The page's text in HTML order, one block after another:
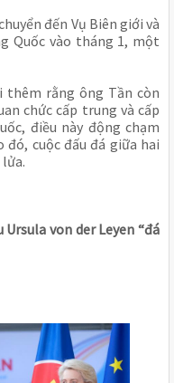
đến Vụ Biên giới và
Quốc vào tháng 1, một
thêm rằng ông Tần còn
chức cấp trung và cấp
điều này động chạm
đó, cuộc đấu đá giữa hai
von der Leyen “đá